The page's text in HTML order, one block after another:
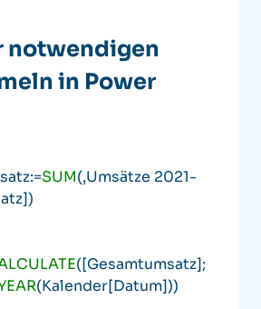
notwendigen
in Power
SUM(‚Umsätze 2021-
([Gesamtumsatz];
(Kalender[Datum]))